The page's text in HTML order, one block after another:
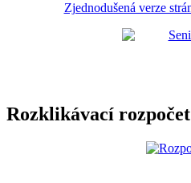
Zjednodušená verze
Rozklikávací rozpočet